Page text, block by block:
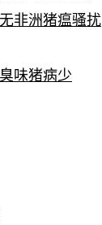
非洲猪瘟骚扰
味猪病少